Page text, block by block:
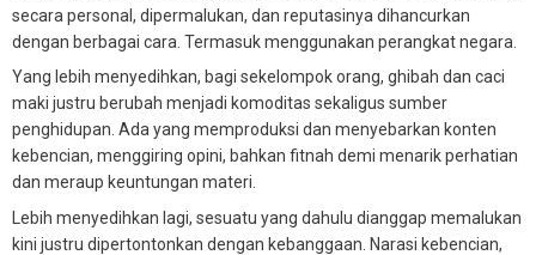
secara personal, dipermalukan, dan reputasinya dihancurkan
dengan berbagai cara. Termasuk menggunakan perangkat negara.
Yang lebih menyedihkan, bagi sekelompok orang, ghibah dan caci
maki justru berubah menjadi komoditas sekaligus sumber
penghidupan. Ada yang memproduksi dan menyebarkan konten
kebencian, menggiring opini, bahkan fitnah demi menarik perhatian
dan meraup keuntungan materi.
Lebih menyedihkan lagi, sesuatu yang dahulu dianggap memalukan
kini justru dipertontonkan dengan kebanggaan. Narasi kebencian,